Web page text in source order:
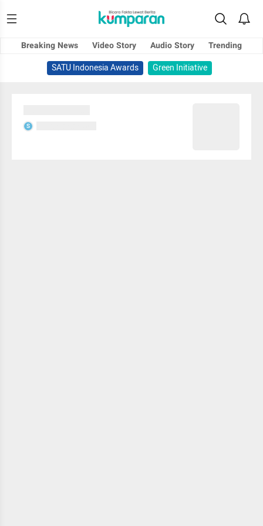
Breaking News Video Story Audio Story
Trending
SATU Indonesia Awards
Green Initiative
S